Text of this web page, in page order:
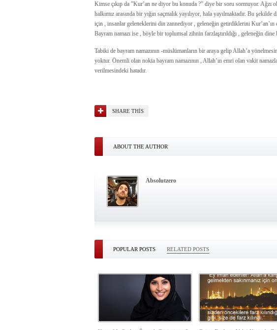
Kimse çıkıp da ”Kur’an ne diyor bu konuda ?” diye bir soru sormuyor. Ağzı
halkımız arasında bir yığın saçmalık yayılıyor, hala yayılmaktadır. Bu şekilde
için , insanlar geleneklerini din zannediyor , geleneğin getirdiklerini
Bayram namazı ise , böyle bir toplumsal zihnin farzlaştırıldığı , geleneğin
Tabiki de bayram namazının -müslümanların bir araya gelip Allah’a
yoktur. Önemli olan nokta bayram namazının , Allah’ın emri olan vakit
verilmesindeki hatadır.
SHARE THIS
ABOUT THE AUTHOR
Absolutzero
POPULAR POSTS RELATED POSTS